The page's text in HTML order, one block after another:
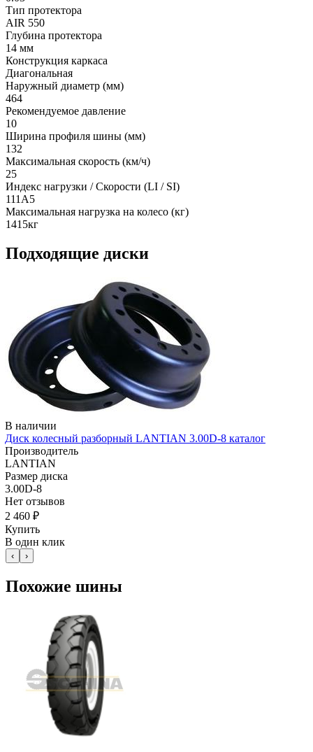
Тип протектора
AIR 550
Глубина протектора
14 мм
Конструкция каркаса
Диагональная
Наружный диаметр (мм)
464
Рекомендуемое давление
10
Ширина профиля шины (мм)
132
Максимальная скорость (км/ч)
25
Индекс нагрузки / Скорости (LI / SI)
111A5
Максимальная нагрузка на колесо (кг)
1415кг
Подходящие диски
В наличии
Диск колесный разборный LANTIAN 3.00D-8 каталог
Производитель
LANTIAN
Размер диска
3.00D-8
Нет отзывов
2 460 ₽
Купить
В один клик
‹ ›
Похожие шины